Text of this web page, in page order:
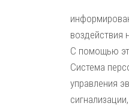
воздействия
С помощью
Система
управления